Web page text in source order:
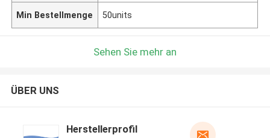
Min Bestellmenge 50units
Sehen Sie mehr an
ÜBER UNS
Herstellerprofil